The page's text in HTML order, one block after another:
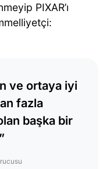
PIXAR’ı
ve ortaya iyi
fazla
başka bir